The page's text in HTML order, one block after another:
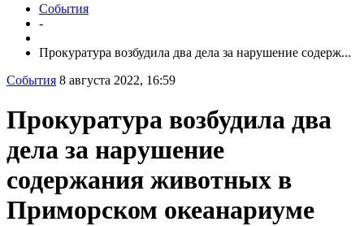
События
-
Прокуратура возбудила два дела за нарушение содерж...
События 8 августа 2022, 16:59
Прокуратура возбудила два
дела за нарушение
содержания животных в
Приморском океанариуме